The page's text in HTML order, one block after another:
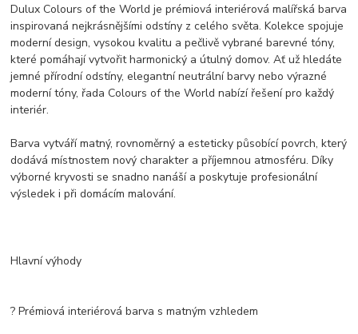
Dulux Colours of the World je prémiová interiérová malířská barva
inspirovaná nejkrásnějšími odstíny z celého světa. Kolekce spojuje
moderní design, vysokou kvalitu a pečlivě vybrané barevné tóny,
které pomáhají vytvořit harmonický a útulný domov. Ať už hledáte
jemné přírodní odstíny, elegantní neutrální barvy nebo výrazné
moderní tóny, řada Colours of the World nabízí řešení pro každý
interiér.
Barva vytváří matný, rovnoměrný a esteticky působící povrch, který
dodává místnostem nový charakter a příjemnou atmosféru. Díky
výborné kryvosti se snadno nanáší a poskytuje profesionální
výsledek i při domácím malování.
Hlavní výhody
? Prémiová interiérová barva s matným vzhledem